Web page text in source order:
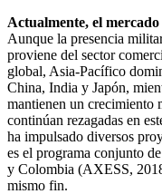
Actualmente, el
Aunque la presencia
proviene del sector
global, Asia-Pacífico
China, India y Japón,
mantienen un
continúan rezagadas en
ha impulsado diversos
es el programa conjunto
y Colombia (AXESS,
mismo fin.